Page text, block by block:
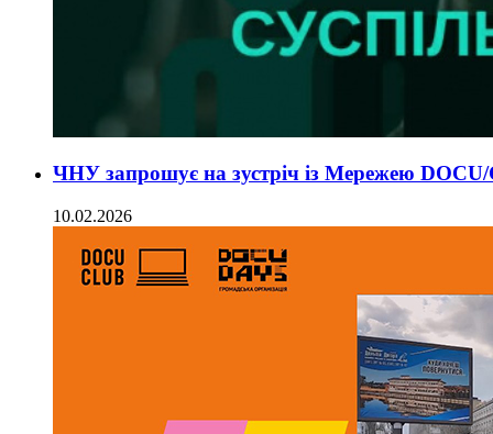
ЧНУ запрошує на зустріч із Мережею
10.02.2026